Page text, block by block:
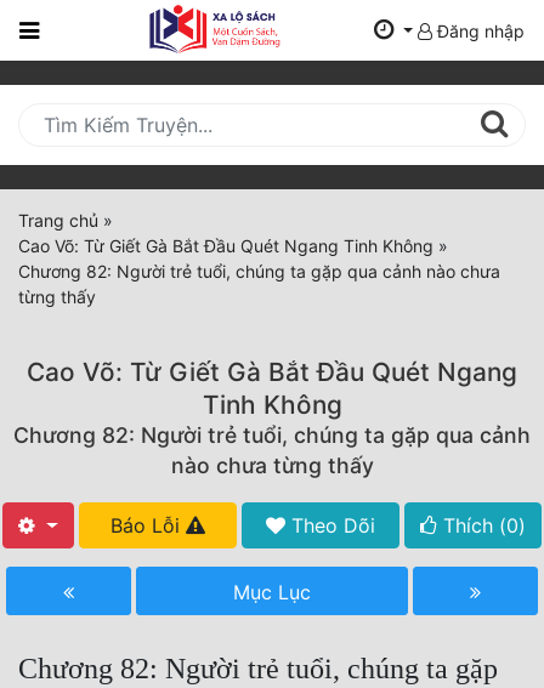
Trang
Mới
Cập
Nhật
(current)
BXH
Thể Loại
Truyện Mới Ra
Truyện Convert
Đăng nhập
Trang chủ »
Cao Võ: Từ Giết Gà Bắt Đầu Quét Ngang Tinh Không »
Chương 82: Người trẻ tuổi, chúng ta gặp qua cảnh nào chưa
từng thấy
Cao Võ: Từ Giết Gà Bắt Đầu Quét Ngang
Tinh Không
Chương 82: Người trẻ tuổi, chúng ta gặp qua cảnh
nào chưa từng thấy
Báo Lỗi Theo Dõi Thích (0)
Mục Lục
Chương 82: Người trẻ tuổi, chúng ta gặp